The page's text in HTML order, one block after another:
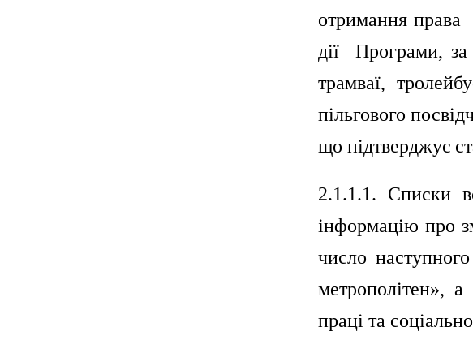
отримання права
дії Програми, за
трамваї,
пільгового
що підтверджує
2.1.1.1. Списки
інформацію про
число
метрополітен»,
праці та